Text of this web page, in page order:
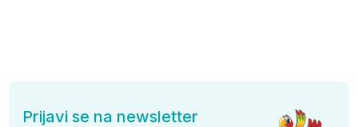
Prijavi se na newsletter